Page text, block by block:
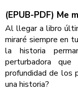
(EPUB-PDF) Me
Al llegar a libro
miraré siempre en
la historia
perturbadora
profundidad de los
una historia?